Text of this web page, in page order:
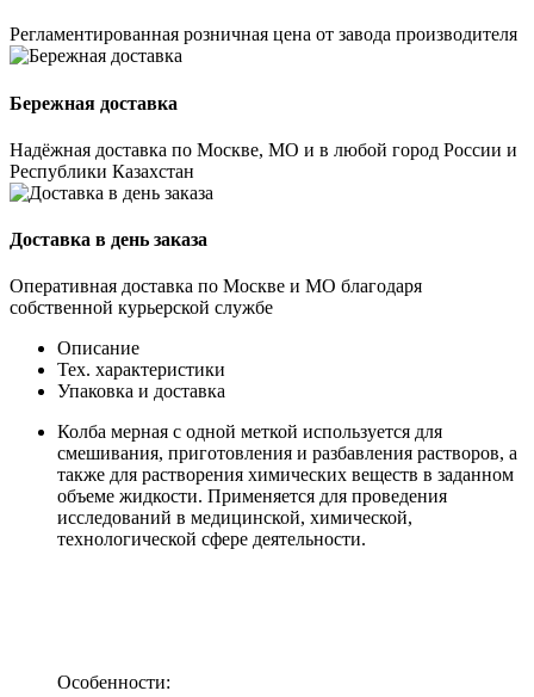
Регламентированная розничная цена от завода производителя
Бережная доставка
Надёжная доставка по Москве, МО и в любой город России и
Республики Казахстан
Доставка в день заказа
Оперативная доставка по Москве и МО благодаря
собственной курьерской службе
Описание
Тех. характеристики
Упаковка и доставка
Колба мерная с одной меткой используется для
смешивания, приготовления и разбавления растворов, а
также для растворения химических веществ в заданном
объеме жидкости. Применяется для проведения
исследований в медицинской, химической,
технологической сфере деятельности.
Особенности: